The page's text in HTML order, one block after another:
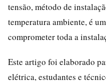
tensão, método de
temperatura ambiente, é
comprometer toda a
Este artigo foi elaborado
elétrica, estudantes e